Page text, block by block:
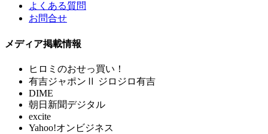
よくある質問
お問合せ
メディア掲載情報
ヒロミのおせっ買い！
有吉ジャポンⅡ ジロジロ有吉
DIME
朝日新聞デジタル
excite
Yahoo!オンビジネス